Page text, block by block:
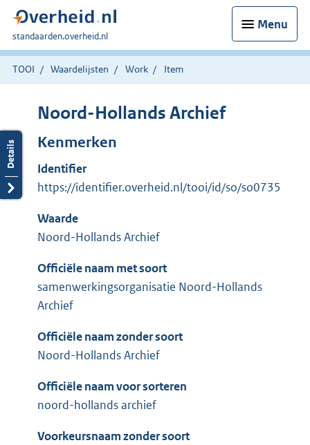
Menu
U
bent
hier:
standaarden.overheid.nl
TOOI Waardelijsten Work Item
Noord-Hollands Archief
Kenmerken
Identifier
https://identifier.overheid.nl/tooi/id/so/so0735
Waarde
Noord-Hollands Archief
Officiële naam met soort
samenwerkingsorganisatie Noord-Hollands
Archief
Officiële naam zonder soort
Noord-Hollands Archief
Officiële naam voor sorteren
noord-hollands archief
Voorkeursnaam zonder soort